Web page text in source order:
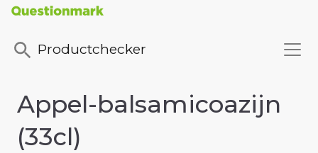
Productchecker
Appel-balsamicoazijn
(33cl)